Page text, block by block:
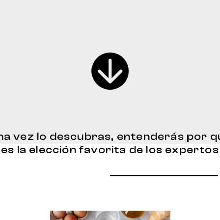
vez lo descubras, entenderás por
es la elección favorita de los expertos